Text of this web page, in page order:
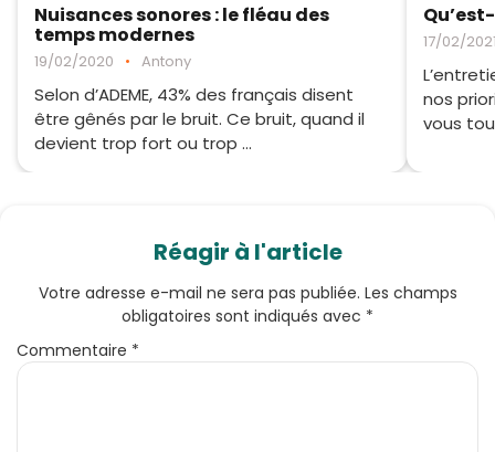
Nuisances sonores : le fléau des
temps modernes
19/02/2020 • Antony
Selon d’ADEME, 43% des français disent
être gênés par le bruit. Ce bruit, quand il
devient trop fort ou trop ...
17/02/
nos
vous
Réagir à l'article
Votre adresse e-mail ne sera pas publiée. Les champs
obligatoires sont indiqués avec *
Commentaire *